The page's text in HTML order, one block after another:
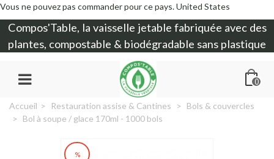
Vous ne pouvez pas commander pour ce pays.United States
Compos'Table, la vaisselle jetable fabriquée avec des
plantes, compostable & biodégradable sans plastique
0
Accueil > Restauration assise & Cantines > Bols & couvercles
> Bol à soupe / glace 170ml - 1000 bols
%